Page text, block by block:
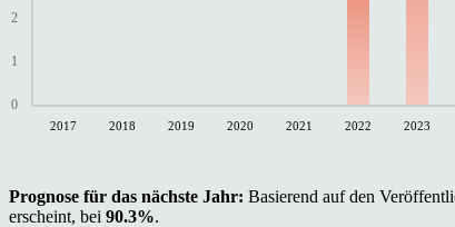
0
1
2
2017 2018 2019 2020 2021 2022 2023
Prognose für das nächste Jahr: Basierend auf den
erscheint, bei 90.3%.